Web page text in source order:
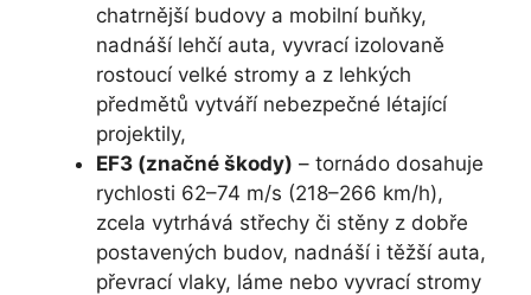
chatrnější budovy a mobilní buňky,
nadnáší lehčí auta, vyvrací izolovaně
rostoucí velké stromy a z lehkých
předmětů vytváří nebezpečné létající
projektily,
EF3 (značné škody) – tornádo dosahuje
rychlosti 62–74 m/s (218–266 km/h),
zcela vytrhává střechy či stěny z dobře
postavených budov, nadnáší i těžší auta,
převrací vlaky, láme nebo vyvrací stromy